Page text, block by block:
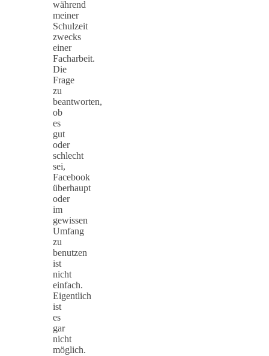
während
meiner
Schulzeit
zwecks
einer
Facharbeit.
Die
Frage
zu
beantworten,
ob
es
gut
oder
schlecht
sei,
Facebook
überhaupt
oder
im
gewissen
Umfang
zu
benutzen
ist
nicht
einfach.
Eigentlich
ist
es
gar
nicht
möglich.